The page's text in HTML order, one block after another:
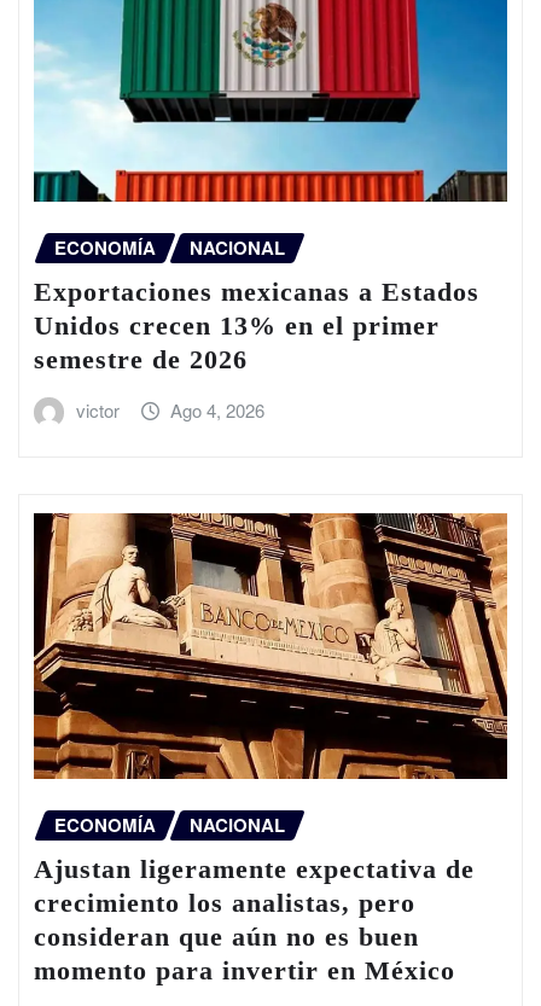
ECONOMÍA NACIONAL
Exportaciones mexicanas a Estados
Unidos crecen 13% en el primer
semestre de 2026
victor Ago 4, 2026
ECONOMÍA NACIONAL
Ajustan ligeramente expectativa de
crecimiento los analistas, pero
consideran que aún no es buen
momento para invertir en México